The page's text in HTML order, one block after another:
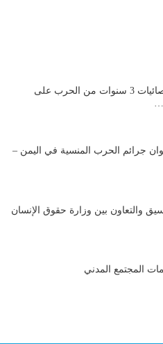
فعالية بعنوان: إحصائيات 3 سنوات من الحرب على
جرائم الحرب المنسية في اليمن –
والتعاون بين وزارة حقوق الإنسان
المجتمع المدني